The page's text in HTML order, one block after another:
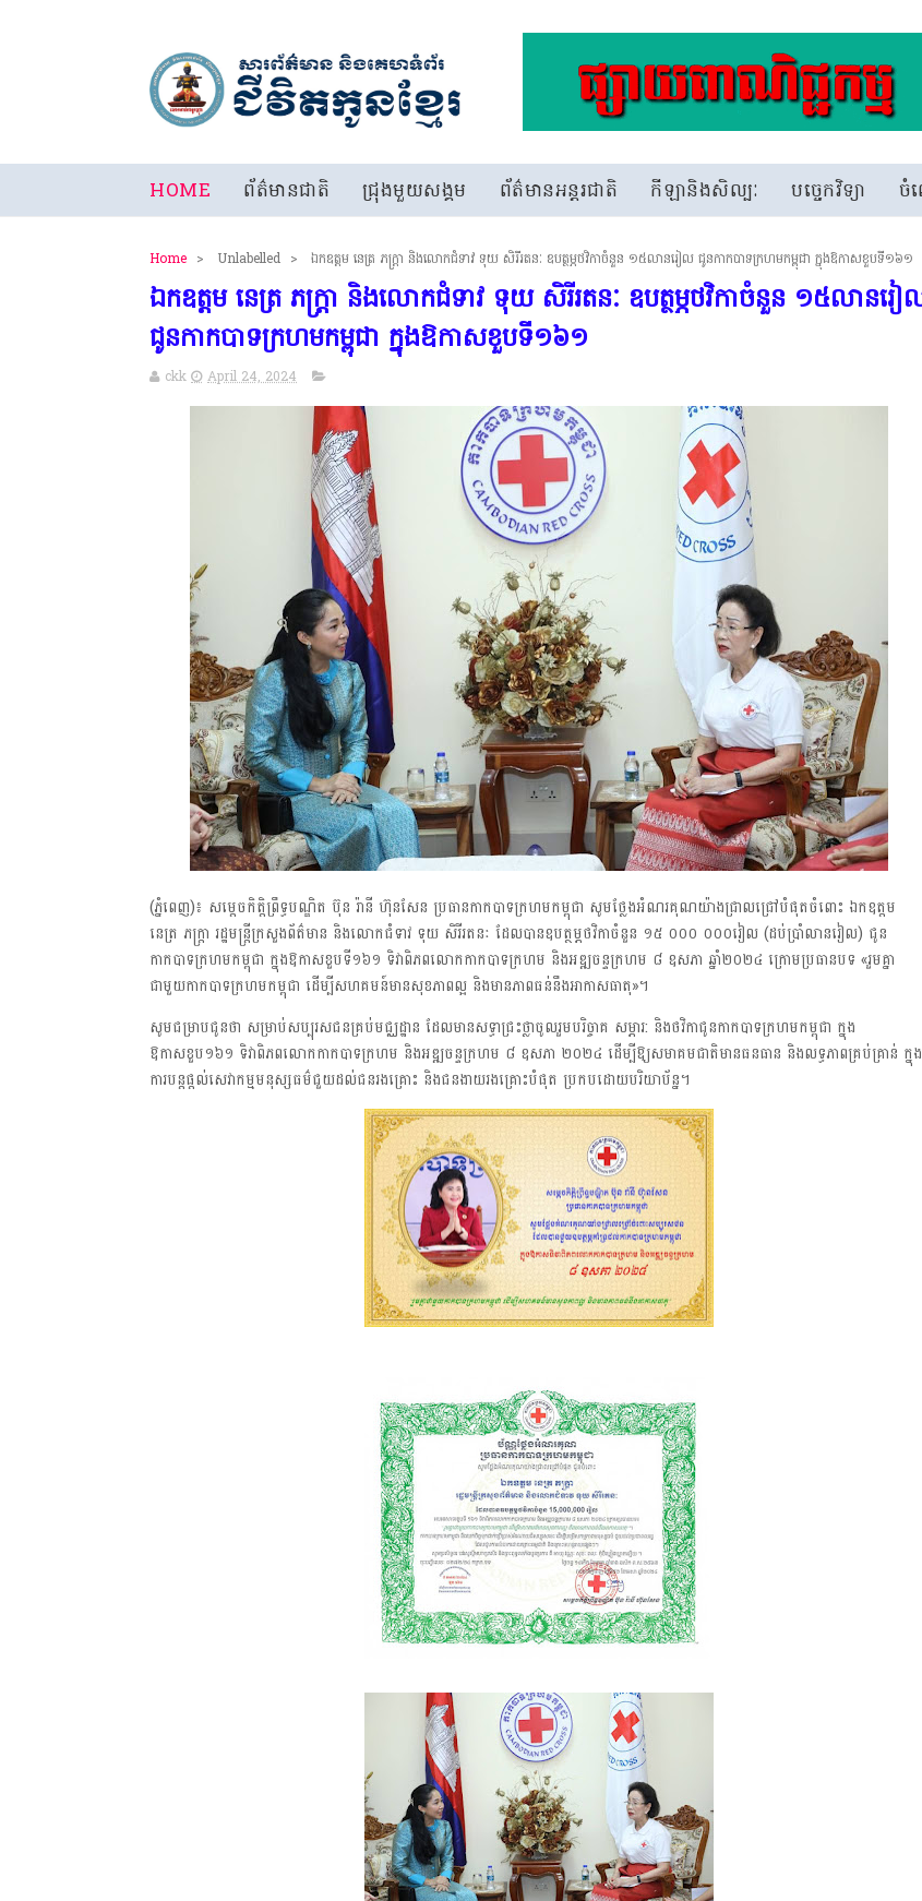
HOME ព័ត៌មានជាតិ ជ្រុងមួយសង្គម ព័ត៌មានអន្តរជាតិ កីឡានិងសិល្បៈ បច្ចេកវិទ្យា ចំ
Home > Unlabelled > ឯកឧត្តម នេត្រ ភក្ត្រា និងលោកជំទាវ ទុយ សិរីរតនៈ ឧបត្ថម្ភថវិកាចំនួន ១៥លានរៀល ជូនកាកបាទក្រហមកម្ពុជា ក្នុងឱកាសខួបទី១៦១
ឯកឧត្តម នេត្រ ភក្ត្រា និងលោកជំទាវ ទុយ សិរីរតនៈ ឧបត្ថម្ភថវិកាចំនួន ១៥លានរៀ
ជូនកាកបាទក្រហមកម្ពុជា ក្នុងឱកាសខួបទី១៦១
ckk April 24, 2024
(ភ្នំពេញ)៖ សម្តេចកិត្តិព្រឹទ្ធបណ្ឌិត ប៊ុន រ៉ានី ហ៊ុនសែន ប្រធានកាកបាទក្រហមកម្ពុជា សូមថ្លែងអំណរគុណយ៉ាងជ្រាលជ្រៅបំផុតចំពោះ ឯកឧត្តម
នេត្រ ភក្ត្រា រដ្ឋមន្ត្រីក្រសួងព័ត៌មាន និងលោកជំទាវ ទុយ សិរីរតនៈ ដែលបានឧបត្ថម្ភថវិកាចំនួន ១៥ ០០០ ០០០រៀល (ដប់ប្រាំលានរៀល) ជូន
កាកបាទក្រហមកម្ពុជា ក្នុងឱកាសខួបទី១៦១ ទិវាពិភពលោកកាកបាទក្រហម និងអឌ្ឍចន្ទក្រហម ៨ ឧសភា ឆ្នាំ២០២៤ ក្រោមប្រធានបទ «រួមគ្នា
ជាមួយកាកបាទក្រហមកម្ពុជា ដើម្បីសហគមន៍មានសុខភាពល្អ និងមានភាពធន់នឹងអាកាសធាតុ»។
សូមជម្រាបជូនថា សម្រាប់សប្បុរសជនគ្រប់មជ្ឈដ្ឋាន ដែលមានសទ្ធាជ្រះថ្លាចូលរួមបរិច្ចាគ សម្ភារ: និងថវិកាជូនកាកបាទក្រហមកម្ពុជា ក្នុង
ឱកាសខួប១៦១ ទិវាពិភពលោកកាកបាទក្រហម និងអឌ្ឍចន្ទក្រហម ៨ ឧសភា ២០២៤ ដើម្បីឱ្យសមាគមជាតិមានធនធាន និងលទ្ធភាពគ្រប់គ្រាន់ ក្នុង
ការបន្តផ្តល់សេវាកម្មមនុស្សធម៌ជួយដល់ជនរងគ្រោះ និងជនងាយរងគ្រោះបំផុត ប្រកបដោយបរិយាប័ន្ន។
* អង្គភាពសារព័ត៌មាន"ជីវិតកូនខ្មែរ" ជាអង្គភាពមានច្បាប់អនុញ្ញាតិដោយក្រសួងពាណិជ្ជកម្